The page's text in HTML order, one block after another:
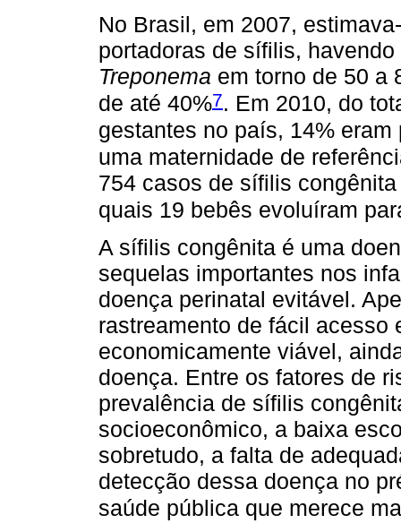
No Brasil, em 2007,
portadoras de sífilis,
Treponema em torno de 50 a
de até 40%7. Em 2010, do
gestantes no país, 14%
uma maternidade de
754 casos de sífilis
quais 19 bebês evoluíram
A sífilis congênita é uma
sequelas importantes nos
doença perinatal evitável.
rastreamento de fácil
economicamente viável,
doença. Entre os fatores de
prevalência de sífilis
socioeconômico, a baixa
sobretudo, a falta de
detecção dessa doença no
saúde pública que merece